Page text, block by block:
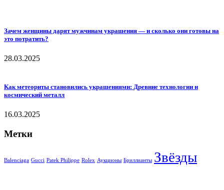
Зачем женщины дарят мужчинам украшения — и сколько они готовы на
это потратить?
28.03.2025
Как метеориты становились украшениями: Древние технологии и
космический металл
16.03.2025
Метки
Balenciaga Gucci Patek Philippe Rolex Аукционы Бриллианты Звёзды